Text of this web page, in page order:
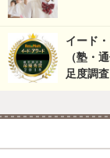
イード
（塾・
足度調査